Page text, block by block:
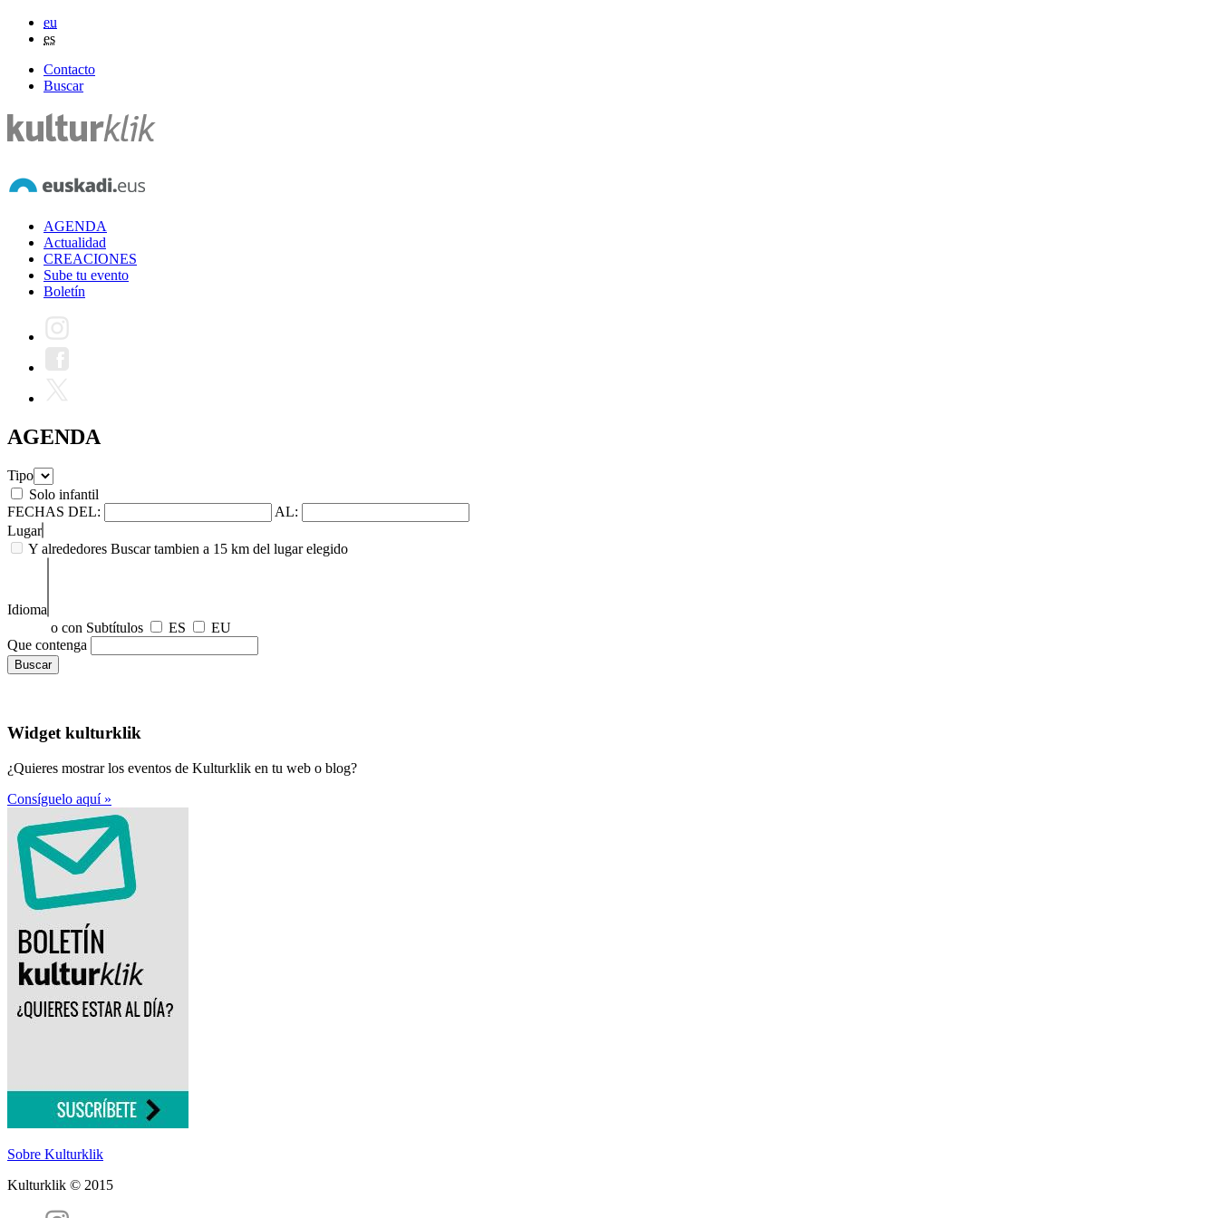
eu
es
Contacto
Buscar
AGENDA
Actualidad
CREACIONES
Sube tu evento
Boletín
AGENDA
Tipo
Solo infantil
FECHAS DEL:
AL:
Lugar
Y alrededores Buscar tambien a 15 km del lugar elegido
Idioma
o con Subtítulos
ES
EU
Que contenga
Widget kulturklik
¿Quieres mostrar los eventos de Kulturklik en tu web o blog?
Consíguelo aquí »
Sobre Kulturklik
Kulturklik © 2015